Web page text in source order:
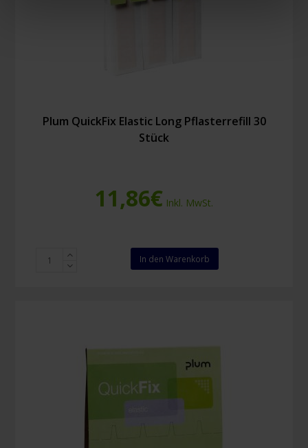
Plum QuickFix Elastic Long Pflasterrefill 30
Stück
11,86€ Inkl. MwSt.
QuickFix
In den Warenkorb